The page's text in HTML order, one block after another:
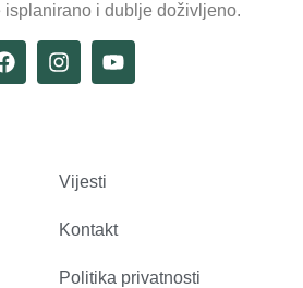
i dublje doživljeno.
Vijesti
Kontakt
Politika privatnosti